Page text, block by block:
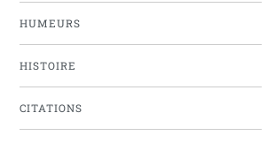
HUMEURS
HISTOIRE
CITATIONS